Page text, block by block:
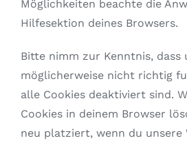
Möglichkeiten beachte die
Hilfesektion deines Browsers.
Bitte nimm zur Kenntnis, dass
möglicherweise nicht richtig
alle Cookies deaktiviert sind.
Cookies in deinem Browser
neu platziert, wenn du unsere